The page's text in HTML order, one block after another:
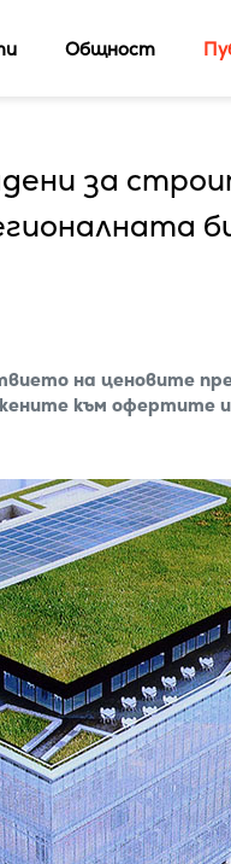
Общност
за
на ценовите
към офертите